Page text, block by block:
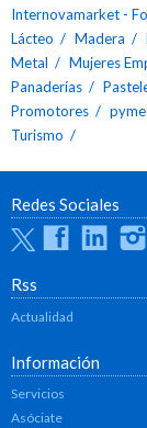
Internovamarket -
Lácteo
Madera
Metal
Mujeres
Panaderías
Promotores
pyme
Turismo
Redes Sociales
TwitterFacebook
Rss
Actualidad
Información
Servicios
Asóciate